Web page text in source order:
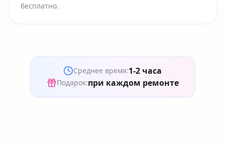
бесплатно.
Среднее время:1-2 часа
Подарок:при каждом ремонте